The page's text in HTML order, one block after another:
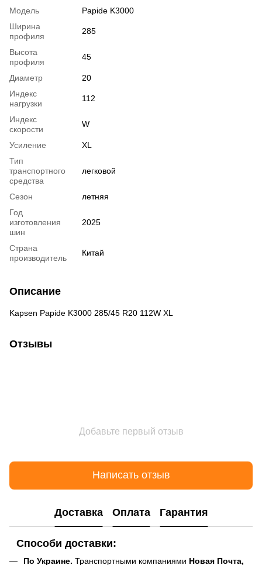
Модель
Papide K3000
Ширина
профиля
285
Высота
профиля
45
Диаметр
20
Индекс
нагрузки
112
Индекс
скорости
W
Усиление
XL
Тип
транспортного
средства
легковой
Сезон
летняя
Год
изготовления
шин
2025
Страна
производитель
Китай
Описание
Kapsen Papide K3000 285/45 R20 112W XL
Отзывы
Добавьте первый отзыв
Написать отзыв
Доставка Оплата Гарантия
Способи доставки:
По Украине. Транспортными компаниями Новая Почта,